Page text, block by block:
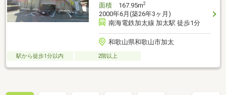
面積167.95m2
2000年6月(築26年3ヶ月)
南海電鉄加太線 加太駅 徒歩1分
和歌山県和歌山市加太
駅から徒歩1分以内 2階以上